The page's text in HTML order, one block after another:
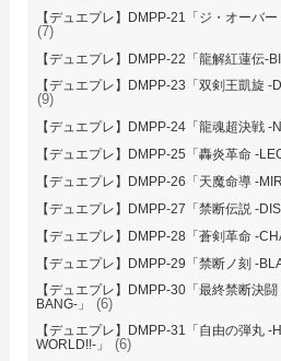
【デュエプレ】DMPP-21「ジ・オーバ
(7)
【デュエプレ】DMPP-22「龍解紅蓮伝-
【デュエプレ】DMPP-23「双剣王凱旋 -
(9)
【デュエプレ】DMPP-24「龍魂超決戦 -
【デュエプレ】DMPP-25「轟炎革命 -
【デュエプレ】DMPP-26「天魔命導 -
【デュエプレ】DMPP-27「禁断伝説 -
【デュエプレ】DMPP-28「蒼剣革命 -
【デュエプレ】DMPP-29「禁断ノ刻 -
【デュエプレ】DMPP-30「最終禁断決
BANG-」
(6)
【デュエプレ】DMPP-31「自由の弾丸 -
WORLD!!-」
(6)